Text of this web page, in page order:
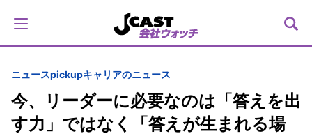
ニュースpickupキャリアのニュース
今、リーダーに必要なのは「答えを出
す力」ではなく「答えが生まれる場